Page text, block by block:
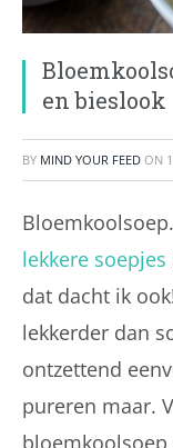
en bieslook
BY MIND YOUR FEED ON
lekkere soepjes
dat dacht ik
lekkerder dan
ontzettend
pureren maar.